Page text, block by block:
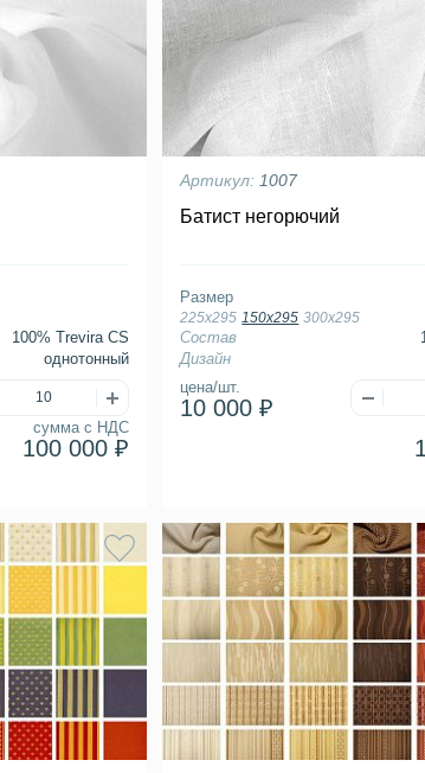
сумма с НДС
100 000 ₽
100% Trevira CS
однотонный
Артикул: 1007
Батист негорючий
цена/шт.
10 000 ₽
Состав
Дизайн
Размер
225х295 150х295 300х295